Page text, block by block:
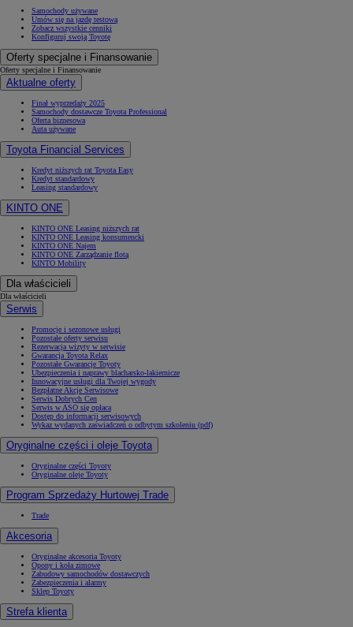
Samochody używane
Umów się na jazdę testową
Zobacz wszystkie cenniki
Konfiguruj swoją Toyotę
Oferty specjalne i Finansowanie
Oferty specjalne i Finansowanie
Aktualne oferty
Finał wyprzedaży 2025
Samochody dostawcze Toyota Professional
Oferta biznesowa
Auta używane
Toyota Financial Services
Kredyt niższych rat Toyota Easy
Kredyt standardowy
Leasing standardowy
KINTO ONE
KINTO ONE Leasing niższych rat
KINTO ONE Leasing konsumencki
KINTO ONE Najem
KINTO ONE Zarządzanie flotą
KINTO Mobility
Dla właścicieli
Dla właścicieli
Serwis
Promocje i sezonowe usługi
Pozostałe oferty serwisu
Rezerwacja wizyty w serwisie
Gwarancja Toyota Relax
Pozostałe Gwarancje Toyoty
Ubezpieczenia i naprawy blacharsko-lakiernicze
Innowacyjne usługi dla Twojej wygody
Bezpłatne Akcje Serwisowe
Serwis Dobrych Cen
Serwis w ASO się opłaca
Dostęp do informacji serwisowych
Wykaz wydanych zaświadczeń o odbytym szkoleniu (pdf)
Oryginalne części i oleje Toyota
Oryginalne części Toyoty
Oryginalne oleje Toyoty
Program Sprzedaży Hurtowej Trade
Trade
Akcesoria
Oryginalne akcesoria Toyoty
Opony i koła zimowe
Zabudowy samochodów dostawczych
Zabezpieczenia i alarmy
Sklep Toyoty
Strefa klienta